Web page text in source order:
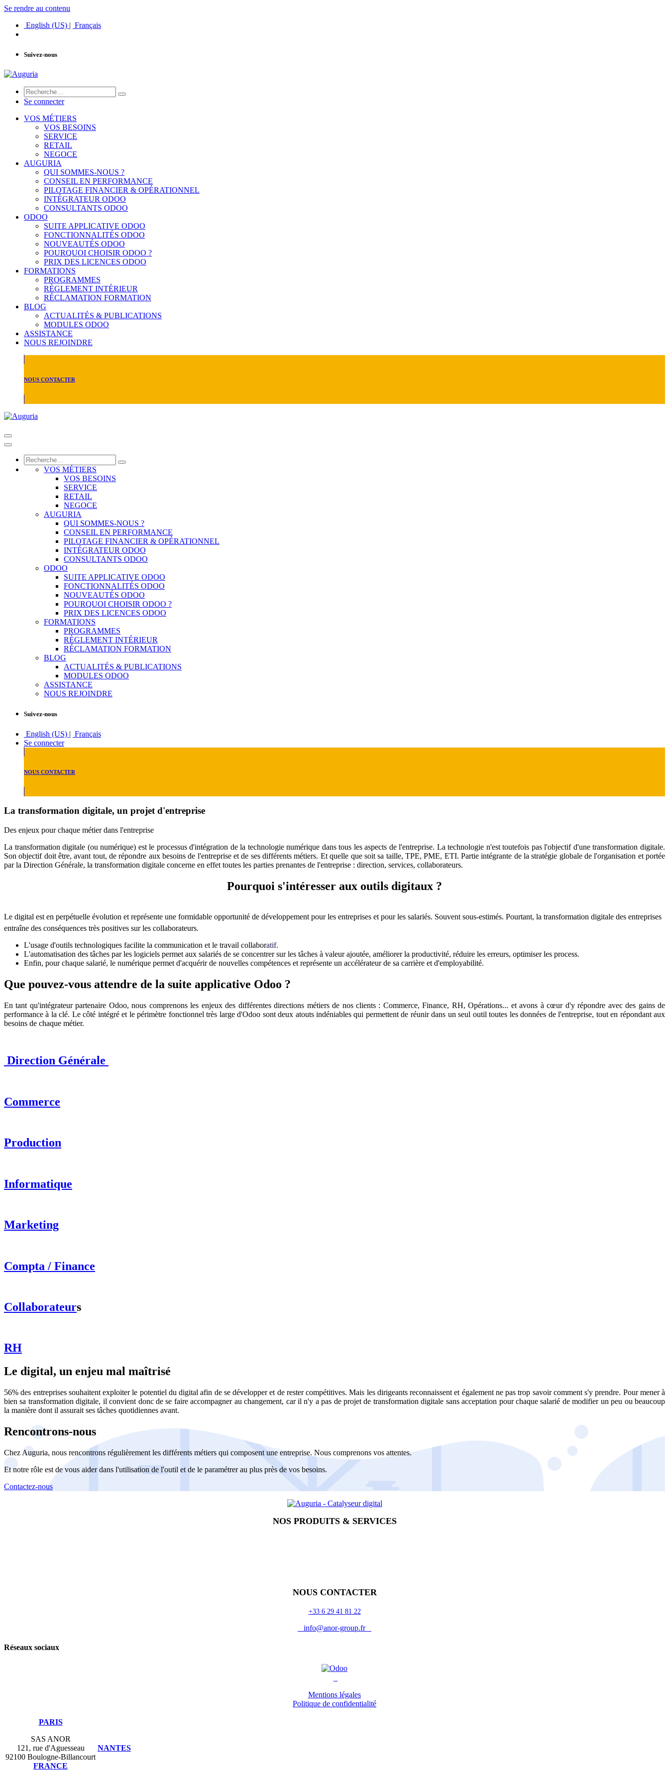
Se rendre au contenu
English (US) | Français
Suivez-nous
Se connecter
VOS MÉTIERS
VOS BESOINS
SERVICE
RETAIL
NEGOCE
AUGURIA
QUI SOMMES-NOUS ?
CONSEIL EN PERFORMANCE
PILOTAGE FINANCIER & OPÉRATIONNEL
INTÉGRATEUR ODOO
CONSULTANTS ODOO
ODOO
SUITE APPLICATIVE ODOO
FONCTIONNALITÉS ODOO
NOUVEAUTÉS ODOO
POURQUOI CHOISIR ODOO ?
PRIX DES LICENCES ODOO
FORMATIONS
PROGRAMMES
RÈGLEMENT INTÉRIEUR
RÉCLAMATION FORMATION
BLOG
ACTUALITÉS & PUBLICATIONS
MODULES ODOO
ASSISTANCE
NOUS REJOINDRE
NOUS CONTACTER
VOS MÉTIERS
VOS BESOINS
SERVICE
RETAIL
NEGOCE
AUGURIA
QUI SOMMES-NOUS ?
CONSEIL EN PERFORMANCE
PILOTAGE FINANCIER & OPÉRATIONNEL
INTÉGRATEUR ODOO
CONSULTANTS ODOO
ODOO
SUITE APPLICATIVE ODOO
FONCTIONNALITÉS ODOO
NOUVEAUTÉS ODOO
POURQUOI CHOISIR ODOO ?
PRIX DES LICENCES ODOO
FORMATIONS
PROGRAMMES
RÈGLEMENT INTÉRIEUR
RÉCLAMATION FORMATION
BLOG
ACTUALITÉS & PUBLICATIONS
MODULES ODOO
ASSISTANCE
NOUS REJOINDRE
Suivez-nous
English (US) | Français
Se connecter
NOUS CONTACTER
La transformation digitale, un projet d'entreprise
Des enjeux pour chaque métier dans l'entreprise
La transformation digitale (ou numérique) est le processus d'intégration de la technologie numérique dans tous les aspects de l'entreprise. La technologie n'est toutefois pas l'objectif d'une transformation digitale.
Son objectif doit être, avant tout, de répondre aux besoins de l'entreprise et de ses différents métiers. Et quelle que soit sa taille, TPE, PME, ETI. Partie intégrante de la stratégie globale de l'organisation et portée
par la Direction Générale, la transformation digitale concerne en effet toutes les parties prenantes de l'entreprise : direction, services, collaborateurs.
Pourquoi s'intéresser aux outils digitaux ?
Le digital est en perpétuelle évolution et représente une formidable opportunité de développement pour les entreprises et pour les salariés. Souvent sous-estimés. Pourtant, la transformation digitale des entreprises
entraîne des conséquences très positives sur les collaborateurs.
L'usage d'outils technologiques facilite la communication et le travail collaboratif.
L'automatisation des tâches par les logiciels permet aux salariés de se concentrer sur les tâches à valeur ajoutée, améliorer la productivité, réduire les erreurs, optimiser les process.
Enfin, pour chaque salarié, le numérique permet d'acquérir de nouvelles compétences et représente un accélérateur de sa carrière et d'employabilité.
Que pouvez-vous attendre de la suite applicative Odoo ?
En tant qu'intégrateur partenaire Odoo, nous comprenons les enjeux des différentes directions métiers de nos clients : Commerce, Finance, RH, Opérations... et avons à cœur d'y répondre avec des gains de
performance à la clé. Le côté intégré et le périmètre fonctionnel très large d'Odoo sont deux atouts indéniables qui permettent de réunir dans un seul outil toutes les données de l'entreprise, tout en répondant aux
besoins de chaque métier.
Direction Générale
Commerce
Production
Informatique
Marketing
Compta / Finance
Collaborateurs
RH
Le digital, un enjeu mal maîtrisé
56% des entreprises souhaitent exploiter le potentiel du digital afin de se développer et de rester compétitives. Mais les dirigeants reconnaissent et également ne pas trop savoir comment s'y prendre. Pour mener à
bien sa transformation digitale, il convient donc de se faire accompagner au changement, car il n'y a pas de projet de transformation digitale sans acceptation pour chaque salarié de modifier un peu ou beaucoup
la manière dont il assurait ses tâches quotidiennes avant.
Rencontrons-nous
Chez Auguria, nous rencontrons régulièrement les différents métiers qui composent une entreprise. Nous comprenons vos attentes.
Et notre rôle est de vous aider dans l'utilisation de l'outil et de le paramétrer au plus près de vos besoins.
Contactez-nous
NOS PRODUITS & SERVICES
NOUS CONTACTER
+33 6 29 41 81 22
info@anor-group.fr
Réseaux sociaux
Mentions légales
Politique de confidentialité
PARIS
SAS ANOR
121, rue d'Aguesseau
92100 Boulogne-Billancourt
FRANCE
NANTES